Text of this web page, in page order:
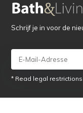
Schrijf je in voor de
* Read legal